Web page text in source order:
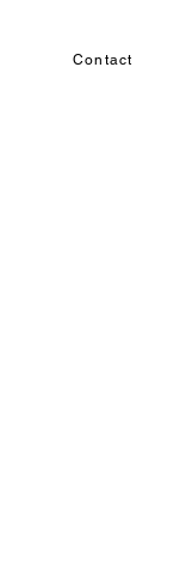
Contact